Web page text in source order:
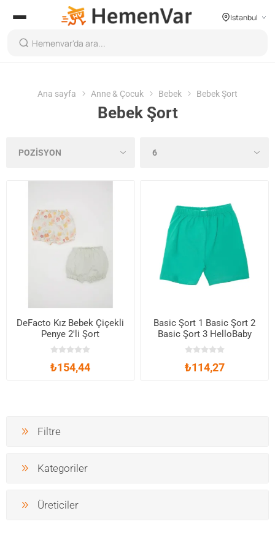
Istanbul
Ana sayfa Anne & Çocuk Bebek Bebek Şort
Bebek Şort
DeFacto Kız Bebek Çiçekli
Penye 2'li Şort
C4396A524SM
₺154,44
Basic Şort 1 Basic Şort 2
Basic Şort 3 HelloBaby
Basic Şort
₺114,27
Filtre
Kategoriler
Üreticiler